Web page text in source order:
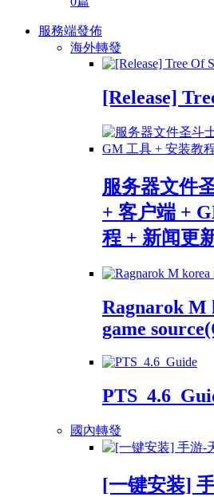
服務端發佈
海外轉發
[Release]
服务器文件
+ 客户端 +
程 + 新闻更
Ragnarok M
game
國內轉發
[一键安装]